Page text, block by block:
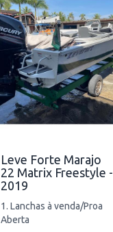
Leve Forte Marajo
22 Matrix Freestyle -
2019
1. Lanchas à venda/Proa
Aberta